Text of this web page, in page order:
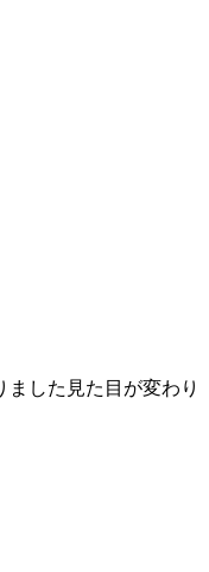
ました 見た目が変わり